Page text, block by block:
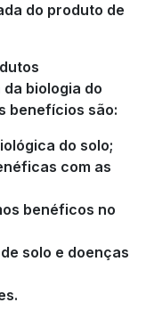
do produto de
biologia do
benefícios são:
do solo;
com as
benéficos no
solo e doenças